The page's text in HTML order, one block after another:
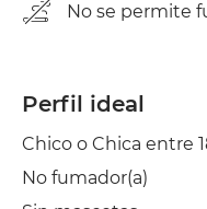
No se permite
Perfil ideal
Chico o Chica entre
No fumador(a)